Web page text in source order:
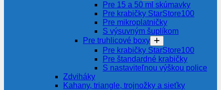
Pre 15 a 50 ml skúmavky
Pre krabičky StarStore100
Pre mikroplatničky
S výsuvným šuplíkom
Pre truhlicové boxy
Pre krabičky StarStore100
Pre štandardné krabičky
S nastaviteľnou výškou police
Zdviháky
Kahany, triangle, trojnožky a sieťky